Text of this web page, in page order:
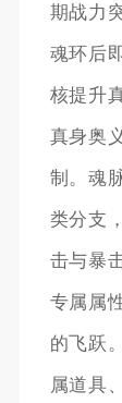
期战力
魂环后
核提升
真身奥
制。魂
类分支
击与暴
专属属
的飞跃
属道具